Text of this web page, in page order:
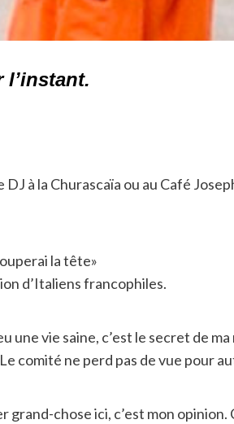
l’instant.
à la Churascaïa ou au Café
la tête»
d’Italiens francophiles.
une vie saine, c’est le secret de
comité ne perd pas de vue pour
grand-chose ici, c’est mon